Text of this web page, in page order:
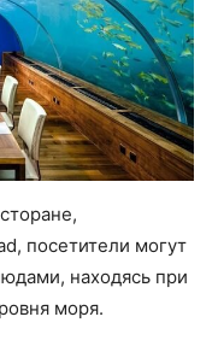
посетители могут
находясь при
моря.